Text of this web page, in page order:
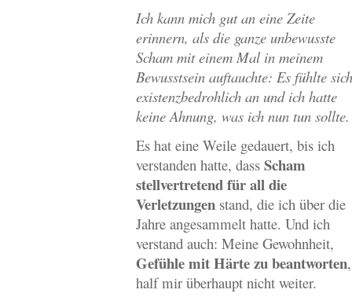
Ich kann mich gut an eine Zeite
erinnern, als die ganze unbewusste
Scham mit einem Mal in meinem
Bewusstsein auftauchte: Es fühlte sich
existenzbedrohlich an und ich hatte
keine Ahnung, was ich nun tun sollte.
Es hat eine Weile gedauert, bis ich
verstanden hatte, dass Scham
stellvertretend für all die
Verletzungenstand, die ich über die
Jahre angesammelt hatte. Und ich
verstand auch: Meine Gewohnheit,
Gefühle mit Härte zu beantworten,
half mir überhaupt nicht weiter.